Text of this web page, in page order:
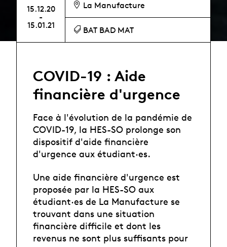
15.12.20
-
15.01.21
La Manufacture
BAT BAD MAT
COVID-19 : Aide
financière d'urgence
Face à l'évolution de la pandémie de
COVID-19, la HES-SO prolonge son
dispositif d'aide financière
d'urgence aux étudiant·es.
Une aide financière d'urgence est
proposée par la HES-SO aux
étudiant·es de La Manufacture se
trouvant dans une situation
financière difficile et dont les
revenus ne sont plus suffisants pour